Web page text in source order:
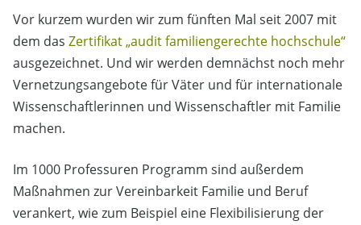
Vor kurzem wurden wir zum fünften Mal seit 2007 mit
dem das Zertifikat „audit familiengerechte hochschule“
ausgezeichnet. Und wir werden demnächst noch mehr
Vernetzungsangebote für Väter und für internationale
Wissenschaftlerinnen und Wissenschaftler mit Familie
machen.
Im 1000 Professuren Programm sind außerdem
Maßnahmen zur Vereinbarkeit Familie und Beruf
verankert, wie zum Beispiel eine Flexibilisierung der